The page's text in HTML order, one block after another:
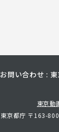
お問い合わせ :
東京動
東京都庁 〒163-